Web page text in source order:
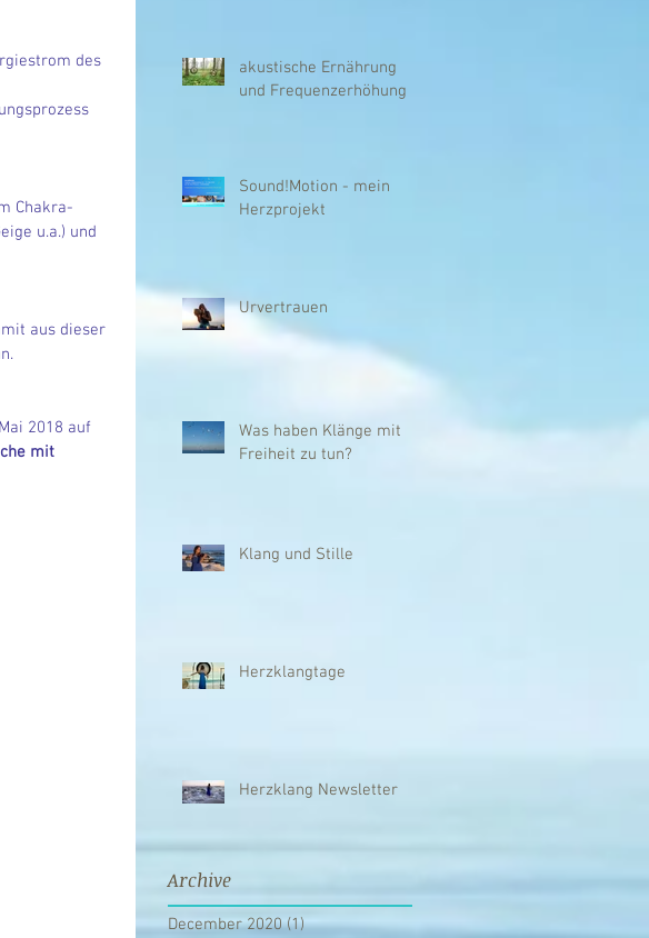
des
Chakra-
u.a.) und
aus dieser
2018 auf
mit
akustische Ernährung
und Frequenzerhöhung
Sound!Motion - mein
Herzprojekt
Urvertrauen
Was haben Klänge mit
Freiheit zu tun?
Klang und Stille
Herzklangtage
Herzklang Newsletter
Archive
December 2020 (1)1 post